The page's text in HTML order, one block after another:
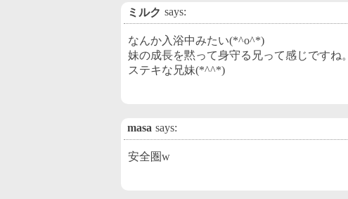
ミルク says:
なんか入浴中みたい(*^o^*)
妹の成長を黙って身守る兄って感じですね。
ステキな兄妹(*^^*)
masa says:
安全圏w